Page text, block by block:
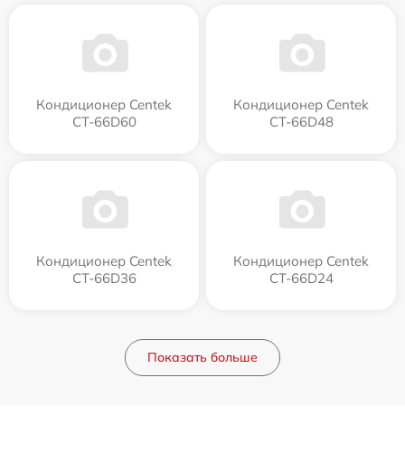
Кондиционер Centek
CT-66D60
Кондиционер Centek
CT-66D48
Кондиционер Centek
CT-66D36
Кондиционер Centek
CT-66D24
Показать больше